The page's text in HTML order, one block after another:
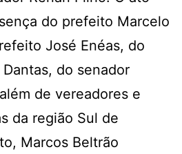
do prefeito Marcelo
José Enéas, do
do senador
de vereadores e
da região Sul de
Marcos Beltrão